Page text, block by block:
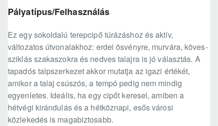
Pályatípus/Felhasználás
Ez egy sokoldalú terepcipő túrázáshoz és aktív,
változatos útvonalakhoz: erdei ösvényre, murvára, köves-
sziklás szakaszokra és nedves talajra is jó választás. A
tapadós talpszerkezet akkor mutatja az igazi értékét,
amikor a talaj csúszós, a tempó pedig nem mindig
egyenletes. Ideális, ha egy cipőt keresel, amiben a
hétvégi kirándulás és a hétköznapi, esős városi
közlekedés is magabiztosabb.